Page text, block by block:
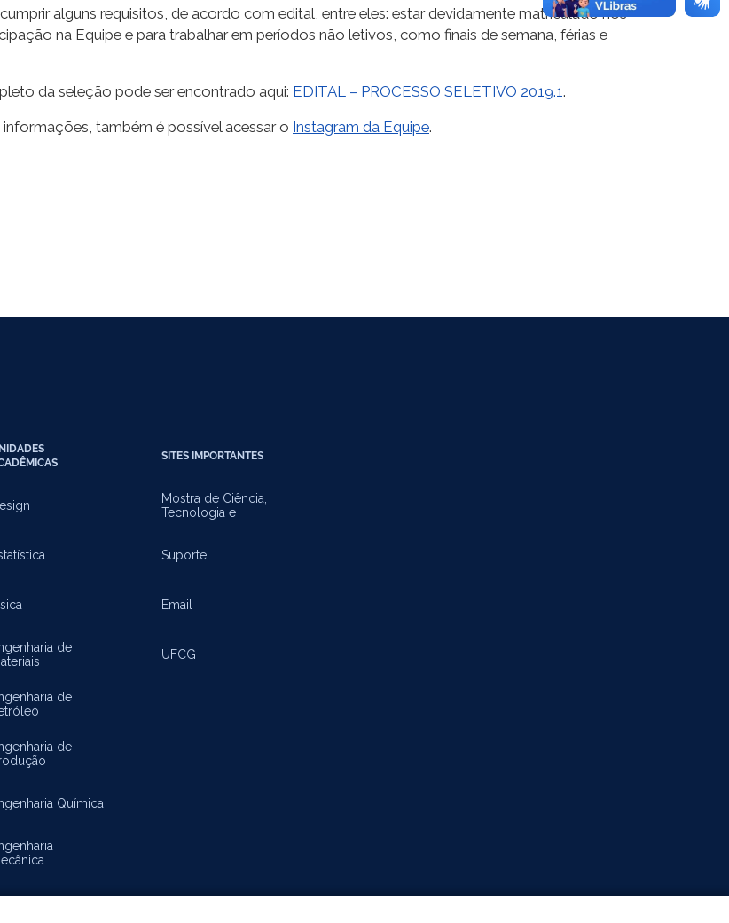
alguns requisitos, de acordo com edital, entre eles: estar devidamente matriculado nos
na Equipe e para trabalhar em períodos não letivos, como finais de semana, férias e
da seleção pode ser encontrado aqui: EDITAL – PROCESSO SELETIVO 2019.1.
informações, também é possível acessar o Instagram da Equipe.
de
de
de
Química
SITES IMPORTANTES
Mostra de Ciência,
Tecnologia e
Suporte
Email
UFCG